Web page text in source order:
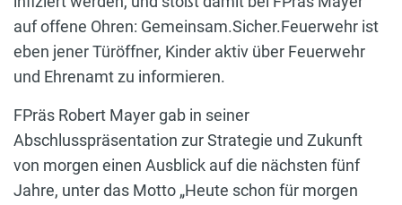
auf offene Ohren: Gemeinsam.Sicher.Feuerwehr ist
eben jener Türöffner, Kinder aktiv über Feuerwehr
und Ehrenamt zu informieren.
FPräs Robert Mayer gab in seiner
Abschlusspräsentation zur Strategie und Zukunft
von morgen einen Ausblick auf die nächsten fünf
Jahre, unter das Motto „Heute schon für morgen